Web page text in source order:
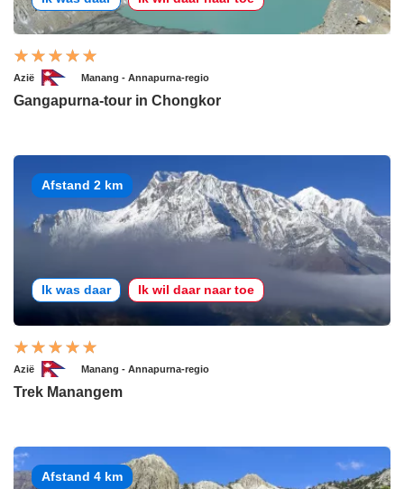
Azië Manang - Annapurna-regio
Gangapurna-tour in Chongkor
Afstand 2 km
Ik was daar Ik wil daar naar toe
Azië Manang - Annapurna-regio
Trek Manangem
Afstand 4 km